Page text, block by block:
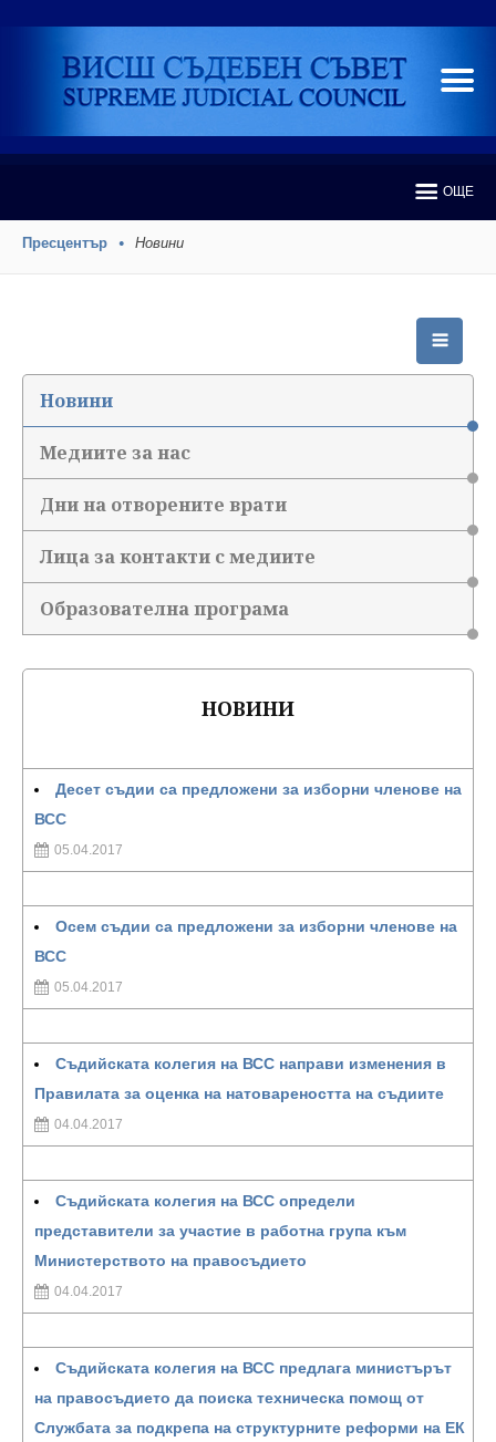
ОЩЕ
Пресцентър Новини
Новини
Медиите за нас
Дни на отворените врати
Лица за контакти с медиите
Образователна програма
НОВИНИ
Десет съдии са предложени за изборни членове на
ВСС
05.04.2017
Осем съдии са предложени за изборни членове на
ВСС
05.04.2017
Съдийската колегия на ВСС направи изменения в
Правилата за оценка на натовареността на съдиите
04.04.2017
Съдийската колегия на ВСС определи
представители за участие в работна група към
Министерството на правосъдието
04.04.2017
Съдийската колегия на ВСС предлага министърът
на правосъдието да поиска техническа помощ от
Службата за подкрепа на структурните реформи на ЕК